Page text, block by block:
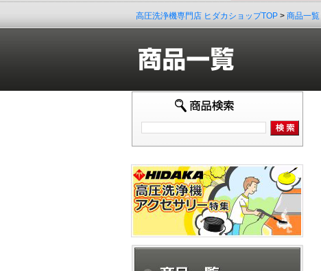
高圧洗浄機専門店 ヒダカショップTOP > 商品一覧